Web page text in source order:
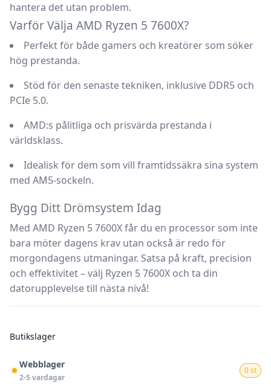
hantera det utan problem.
Varför Välja AMD Ryzen 5 7600X?
Perfekt för både gamers och kreatörer som söker
hög prestanda.
Stöd för den senaste tekniken, inklusive DDR5 och
PCIe 5.0.
AMD:s pålitliga och prisvärda prestanda i
världsklass.
Idealisk för dem som vill framtidssäkra sina system
med AM5-sockeln.
Bygg Ditt Drömsystem Idag
Med AMD Ryzen 5 7600X får du en processor som inte
bara möter dagens krav utan också är redo för
morgondagens utmaningar. Satsa på kraft, precision
och effektivitet – välj Ryzen 5 7600X och ta din
datorupplevelse till nästa nivå!
Butikslager
Webblager
2-5 vardagar
0 st